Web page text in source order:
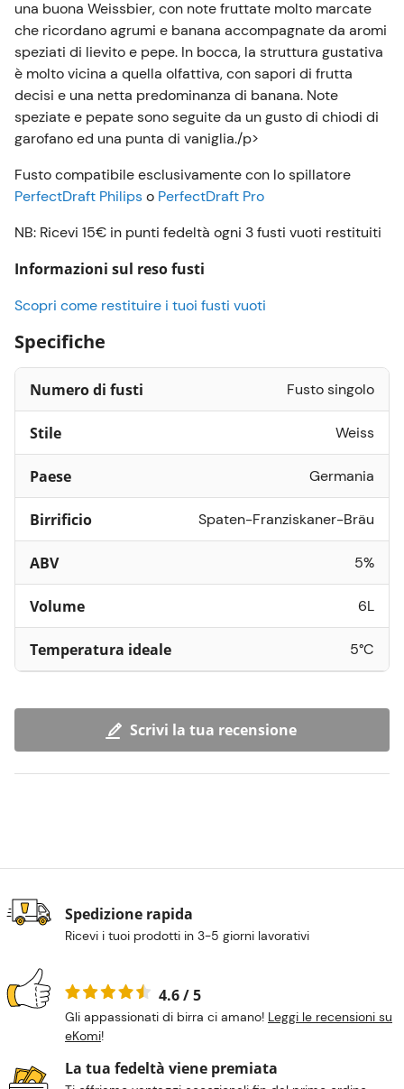
una buona Weissbier, con note fruttate molto marcate
che ricordano agrumi e banana accompagnate da aromi
speziati di lievito e pepe. In bocca, la struttura gustativa
è molto vicina a quella olfattiva, con sapori di frutta
decisi e una netta predominanza di banana. Note
speziate e pepate sono seguite da un gusto di chiodi di
garofano ed una punta di vaniglia./p>
Fusto compatibile esclusivamente con lo spillatore
PerfectDraft Philipso PerfectDraft Pro
NB: Ricevi 15€ in punti fedeltà ogni 3 fusti vuoti restituiti
Informazioni sul reso fusti
Scopri come restituire i tuoi fusti vuoti
Specifiche
Numero di fusti Fusto singolo
Stile Weiss
Paese Germania
Birrificio Spaten-Franziskaner-Bräu
ABV 5%
Volume 6L
Temperatura ideale 5°C
Scrivi la tua recensione
Spedizione rapida
Ricevi i tuoi prodotti in 3-5 giorni lavorativi
4.6 / 5
Gli appassionati di birra ci amano! Leggi le recensioni su
eKomi!
La tua fedeltà viene premiata